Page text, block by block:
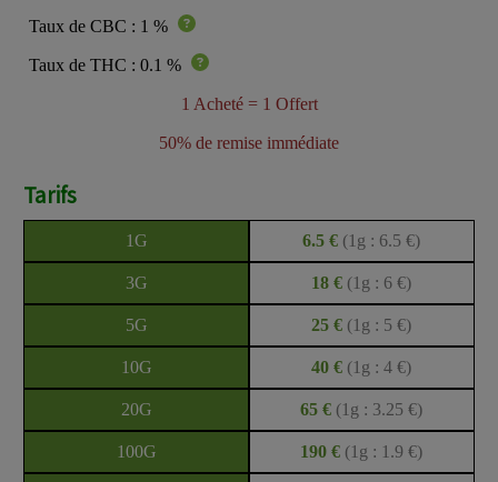
Taux de CBC : 1 %
Taux de THC : 0.1 %
1 Acheté = 1 Offert
50% de remise immédiate
Tarifs
1G 6.5 € (1g : 6.5 €)
3G 18 € (1g : 6 €)
5G 25 € (1g : 5 €)
10G 40 € (1g : 4 €)
20G 65 € (1g : 3.25 €)
100G 190 € (1g : 1.9 €)